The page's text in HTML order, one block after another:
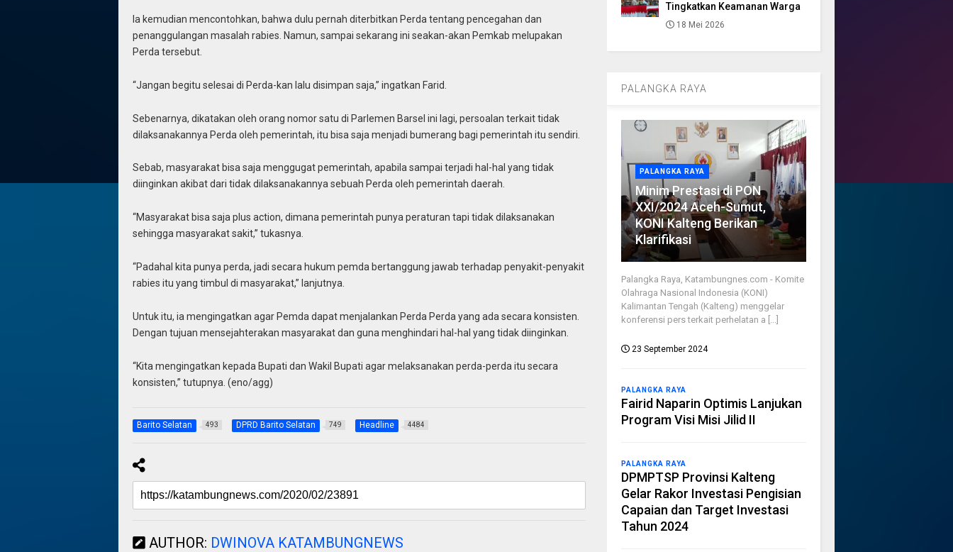
Ia kemudian mencontohkan, bahwa dulu pernah diterbitkan Perda tentang pencegahan dan
penanggulangan masalah rabies. Namun, sampai sekarang ini seakan-akan Pemkab melupakan
Perda tersebut.
“Jangan begitu selesai di Perda-kan lalu disimpan saja,” ingatkan Farid.
Sebenarnya, dikatakan oleh orang nomor satu di Parlemen Barsel ini lagi, persoalan terkait tidak
dilaksanakannya Perda oleh pemerintah, itu bisa saja menjadi bumerang bagi pemerintah itu sendiri.
Sebab, masyarakat bisa saja menggugat pemerintah, apabila sampai terjadi hal-hal yang tidak
diinginkan akibat dari tidak dilaksanakannya sebuah Perda oleh pemerintah daerah.
“Masyarakat bisa saja plus action, dimana pemerintah punya peraturan tapi tidak dilaksanakan
sehingga masyarakat sakit,” tukasnya.
“Padahal kita punya perda, jadi secara hukum pemda bertanggung jawab terhadap penyakit-penyakit
rabies itu yang timbul di masyarakat,” lanjutnya.
Untuk itu, ia mengingatkan agar Pemda dapat menjalankan Perda Perda yang ada secara konsisten.
Dengan tujuan mensejahterakan masyarakat dan guna menghindari hal-hal yang tidak diinginkan.
“Kita mengingatkan kepada Bupati dan Wakil Bupati agar melaksanakan perda-perda itu secara
konsisten,” tutupnya. (eno/agg)
Barito Selatan 493 DPRD Barito Selatan 749 Headline 4484
AUTHOR: DWINOVA KATAMBUNGNEWS
Tingkatkan Keamanan Warga
18 Mei 2026
PALANGKA RAYA
PALANGKA RAYA
Minim Prestasi di PON
XXI/2024 Aceh-Sumut,
KONI Kalteng Berikan
Klarifikasi
Palangka Raya, Katambungnes.com - Komite
Olahraga Nasional Indonesia (KONI)
Kalimantan Tengah (Kalteng) menggelar
konferensi pers terkait perhelatan a [...]
23 September 2024
PALANGKA RAYA
Fairid Naparin Optimis Lanjukan
Program Visi Misi Jilid II
PALANGKA RAYA
DPMPTSP Provinsi Kalteng
Gelar Rakor Investasi Pengisian
Capaian dan Target Investasi
Tahun 2024